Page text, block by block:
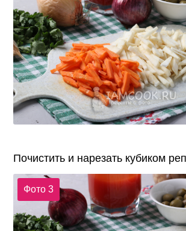
Почистить и нарезать кубиком
Фото 3